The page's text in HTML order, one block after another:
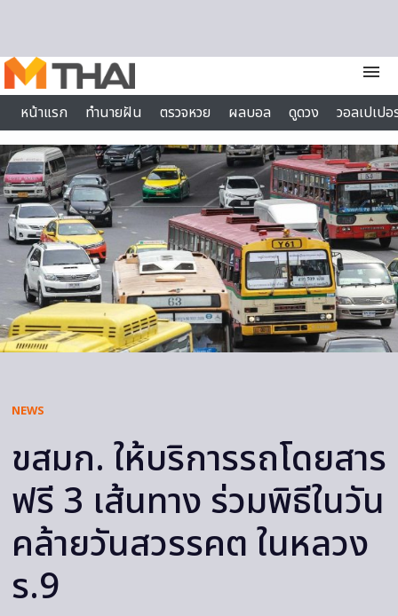
menu
หน้าแรก
ทำนายฝัน ตรวจหวย ผลบอล ดูดวง
วอลเปเป
ไลฟ์สไตล์
NEWS
ขสมก. ให้บริการรถโดยสาร
ฟรี 3 เส้นทาง ร่วมพิธีในวัน
คล้ายวันสวรรคต ในหลวง
ร.9